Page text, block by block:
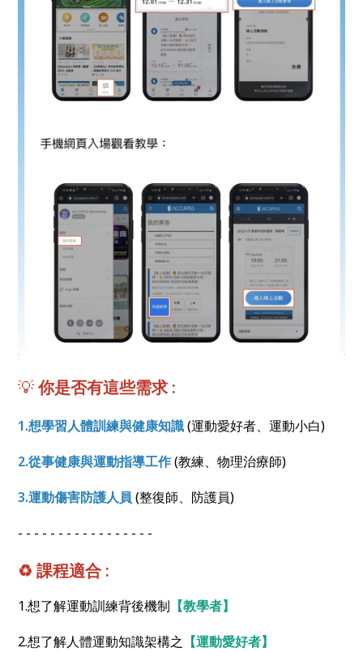
💡你是否有這些需求 :
1.想學習人體訓練與健康知識(運動愛好者、運動小白)
2.從事健康與運動指導工作(教練、物理治療師)
3.運動傷害防護人員 (整復師、防護員)
- - - - - - - - - - - - - - - - -
♻️ 課程適合 :
1.想了解運動訓練背後機制 【教學者】
2.想了解人體運動知識架構之
【運動愛好者】